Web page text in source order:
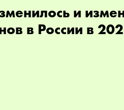
и
в России в